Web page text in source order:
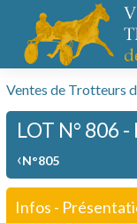
Ventes de Trotteurs
LOT N° 806
‹N°805
Infos -